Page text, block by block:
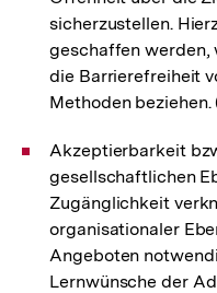
sicherzustellen.
geschaffen werden,
die Barrierefreiheit
Methoden
Akzeptierbarkeit
gesellschaftlichen
Zugänglichkeit
organisationaler
Angeboten
Lernwünsche der